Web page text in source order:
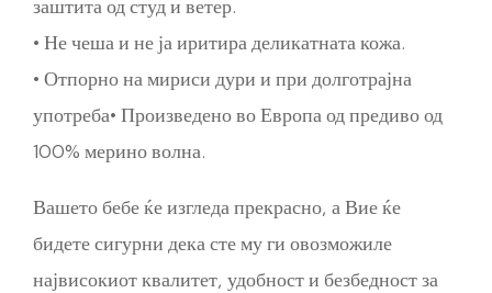
заштита од студ и ветер.
• Не чеша и не ја иритира деликатната кожа.
• Отпорно на мириси дури и при долготрајна
употреба• Произведено во Европа од предиво од
100% мерино волна.
Вашето бебе ќе изгледа прекрасно, а Вие ќе
бидете сигурни дека сте му ги овозможиле
највисокиот квалитет, удобност и безбедност за